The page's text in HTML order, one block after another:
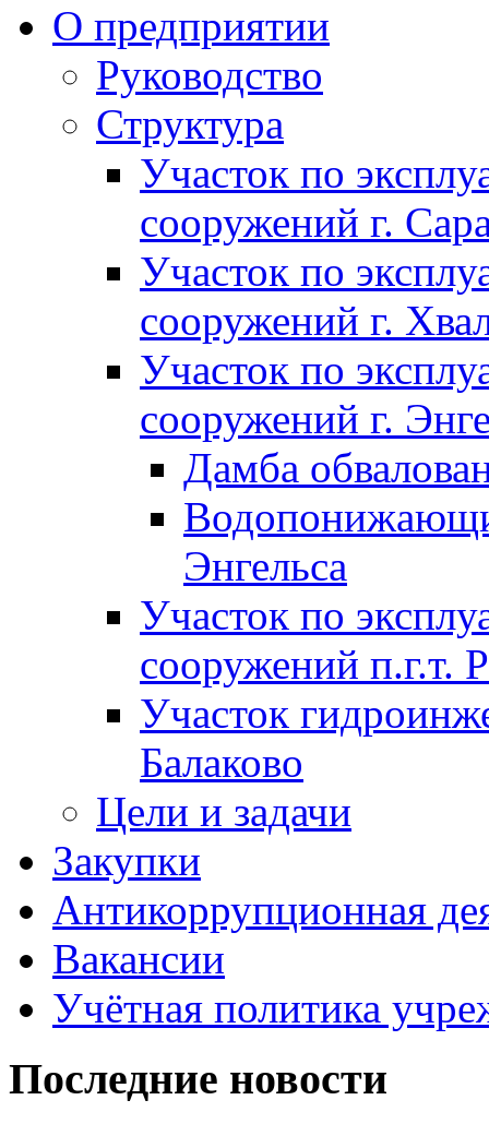
О предприятии
Руководство
Структура
Участок по
сооружений г.
Участок по
сооружений г.
Участок по
сооружений г.
Дамба
Энгельса
Участок по
сооружений п.г.т.
Участок
Балаково
Цели и задачи
Закупки
Антикоррупционная
Вакансии
Учётная политика
Последние новости